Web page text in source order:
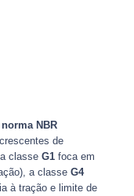
NBR
de
classe G1foca em
a classe G4
à tração e limite de